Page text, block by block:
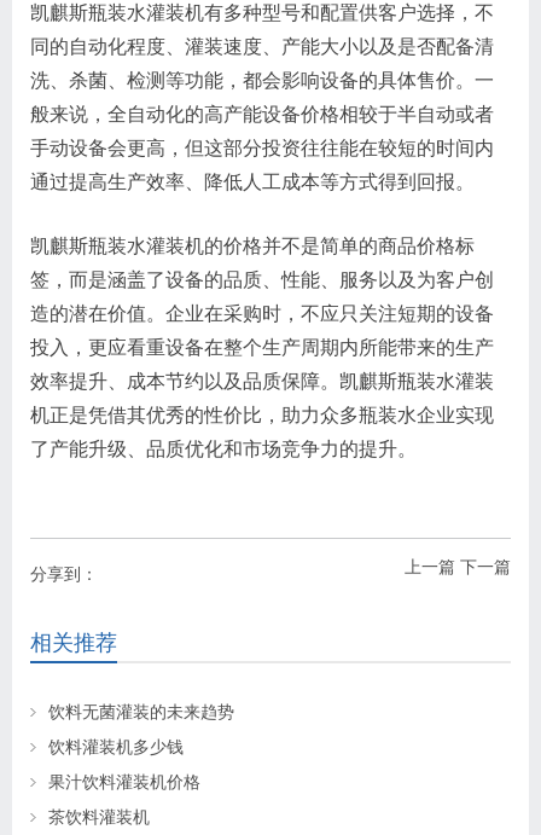
凯麒斯瓶装水灌装机有多种型号和配置供客户选择，不
同的自动化程度、灌装速度、产能大小以及是否配备清
洗、杀菌、检测等功能，都会影响设备的具体售价。一
般来说，全自动化的高产能设备价格相较于半自动或者
手动设备会更高，但这部分投资往往能在较短的时间内
通过提高生产效率、降低人工成本等方式得到回报。
凯麒斯瓶装水灌装机的价格并不是简单的商品价格标
签，而是涵盖了设备的品质、性能、服务以及为客户创
造的潜在价值。企业在采购时，不应只关注短期的设备
投入，更应看重设备在整个生产周期内所能带来的生产
效率提升、成本节约以及品质保障。凯麒斯瓶装水灌装
机正是凭借其优秀的性价比，助力众多瓶装水企业实现
了产能升级、品质优化和市场竞争力的提升。
上一篇 下一篇
分享到：
相关推荐
饮料无菌灌装的未来趋势
饮料灌装机多少钱
果汁饮料灌装机价格
茶饮料灌装机